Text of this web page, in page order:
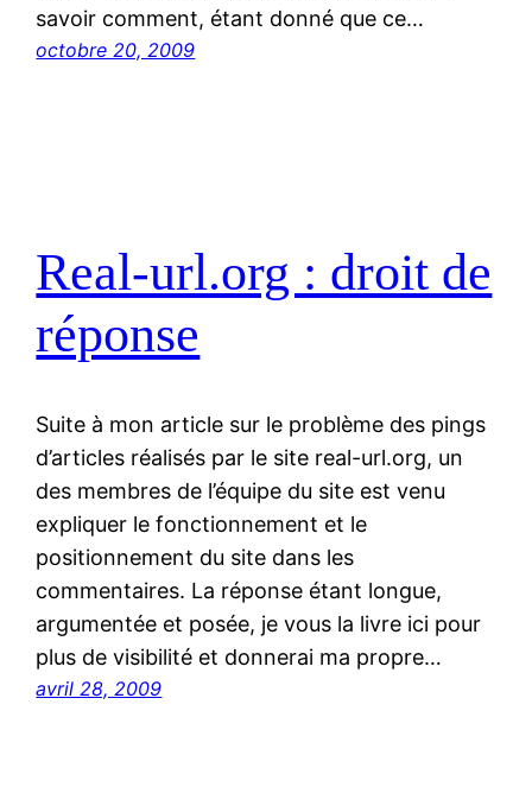
savoir comment, étant donné que ce…
octobre 20, 2009
Real-url.org : droit de
réponse
Suite à mon article sur le problème des pings
d’articles réalisés par le site real-url.org, un
des membres de l’équipe du site est venu
expliquer le fonctionnement et le
positionnement du site dans les
commentaires. La réponse étant longue,
argumentée et posée, je vous la livre ici pour
plus de visibilité et donnerai ma propre…
avril 28, 2009